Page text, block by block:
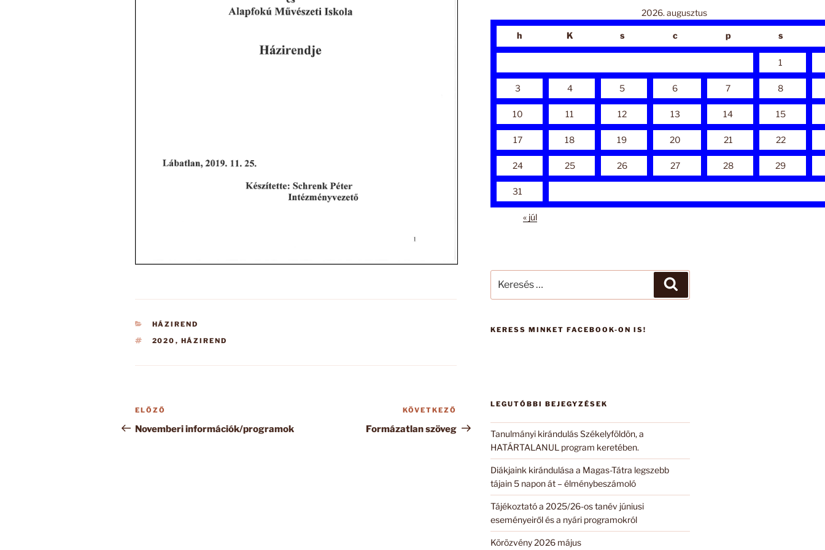
KATEGÓRIÁK
HÁZIREND
CÍMKÉK
2020 , HÁZIREND
Bejegyzés
navigáció
Korábbi
bejegyzés
ELŐZŐ
Novemberi információk/programok
bejegyzés
KÖVETKEZŐ
Formázatlan szöveg
2026. augusztus
h K s c p s
1
3 4 5 6 7 8
10 11 12 13 14 15
17 18 19 20 21 22
24 25 26 27 28 29
31
« júl
következő
KERESS MINKET FACEBOOK-ON IS!
LEGUTÓBBI BEJEGYZÉSEK
Tanulmányi kirándulás Székelyföldön, a
HATÁRTALANUL program keretében.
Diákjaink kirándulása a Magas-Tátra legszebb
tájain 5 napon át – élménybeszámoló
Tájékoztató a 2025/26-os tanév júniusi
eseményeiről és a nyári programokról
Körözvény 2026 május